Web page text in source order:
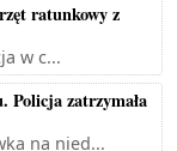
ratunkowy z
w c...
Policja zatrzymała
na nied...